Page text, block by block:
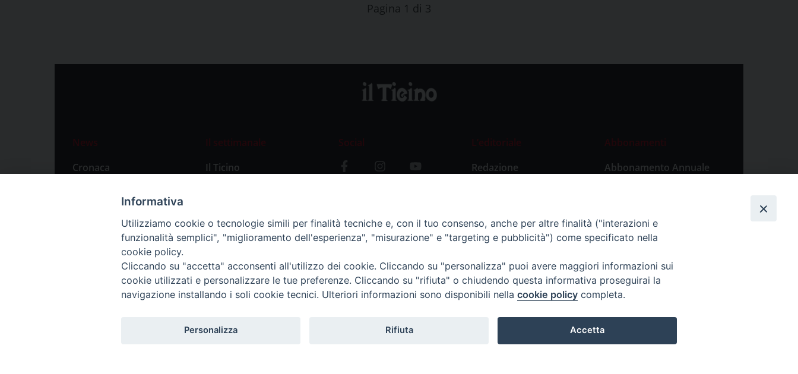
Pagina 1 di 3
News
Cronaca
Primo Piano
Il settimanale
Il Ticino
Social
L’editoriale
Redazione
Abbonamenti
Abbonamento Annuale
Abbonamento Singola
Informativa
Utilizziamo cookie o tecnologie simili per finalità tecniche e, con il tuo consenso, anche per altre finalità ("interazioni e
funzionalità semplici", "miglioramento dell'esperienza", "misurazione" e "targeting e pubblicità") come specificato nella
cookie policy.
Cliccando su "accetta" acconsenti all'utilizzo dei cookie. Cliccando su "personalizza" puoi avere maggiori informazioni sui
cookie utilizzati e personalizzare le tue preferenze. Cliccando su "rifiuta" o chiudendo questa informativa proseguirai la
navigazione installando i soli cookie tecnici. Ulteriori informazioni sono disponibili nella cookie policy completa.
Personalizza Rifiuta Accetta